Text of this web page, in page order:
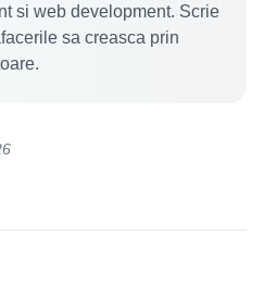
si web development. Scrie
sa creasca prin